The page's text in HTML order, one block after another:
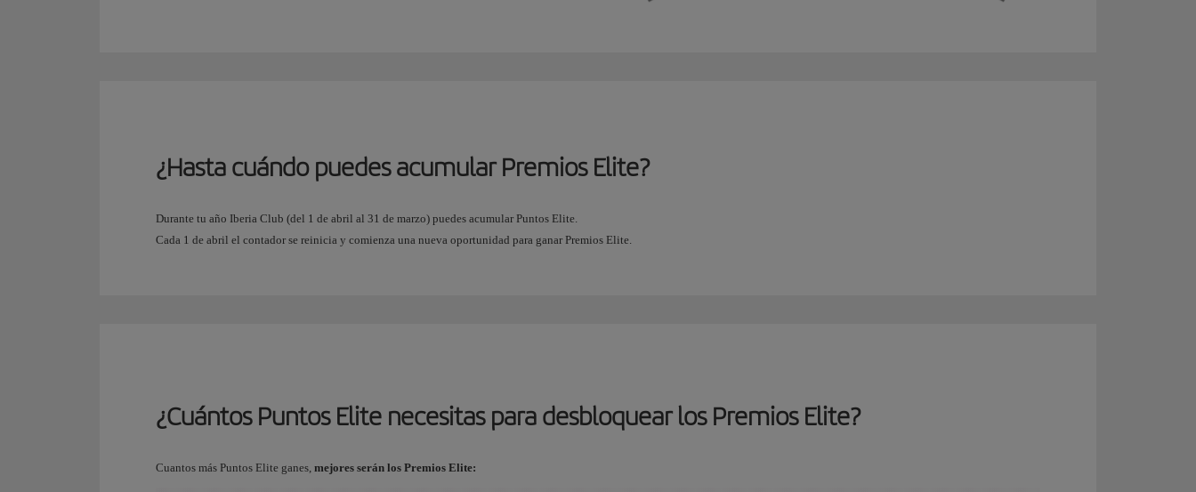
¿Hasta cuándo puedes acumular Premios Elite?
Durante tu año Iberia Club (del 1 de abril al 31 de marzo) puedes acumular Puntos Elite.
Cada 1 de abril el contador se reinicia y comienza una nueva oportunidad para ganar Premios Elite.
¿Cuántos Puntos Elite necesitas para desbloquear los Premios Elite?
Cuantos más Puntos Elite ganes, mejores serán los Premios Elite: